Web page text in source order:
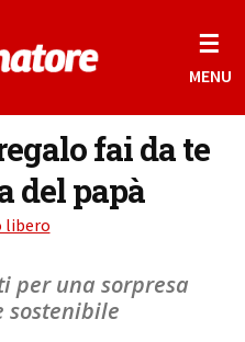
☰
MENU
fai da te
del papà
libero
per una sorpresa
sostenibile